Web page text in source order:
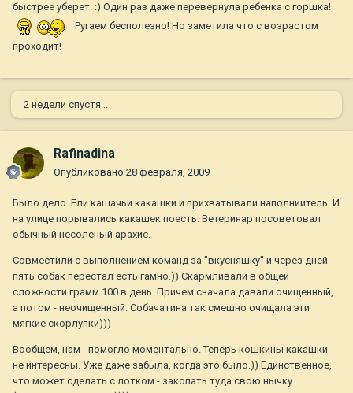
быстрее уберет. :) Один раз даже перевернула ребенка с горшка!
Ругаем бесполезно! Но заметила что с возрастом
проходит!
2 недели спустя...
Rafinadina
Опубликовано 28 февраля, 2009
Было дело. Ели кашачьи какашки и прихватывали наполниитель. И
на улице порывались какашек поесть. Ветеринар посоветовал
обычный несоленый арахис.
Совместили с выполнением команд за "вкусняшку" и через дней
пять собак перестал есть гамно.)) Скармливали в общей
сложности грамм 100 в день. Причем сначала давали очищенный,
а потом - неочищенный. Собачатина так смешно очищала эти
мягкие скорлупки)))
Вообщем, нам - помогло моментально. Теперь кошкины какашки
не интересны. Уже даже забыла, когда это было.)) Единственное,
что может сделать с лотком - закопать туда свою нычку